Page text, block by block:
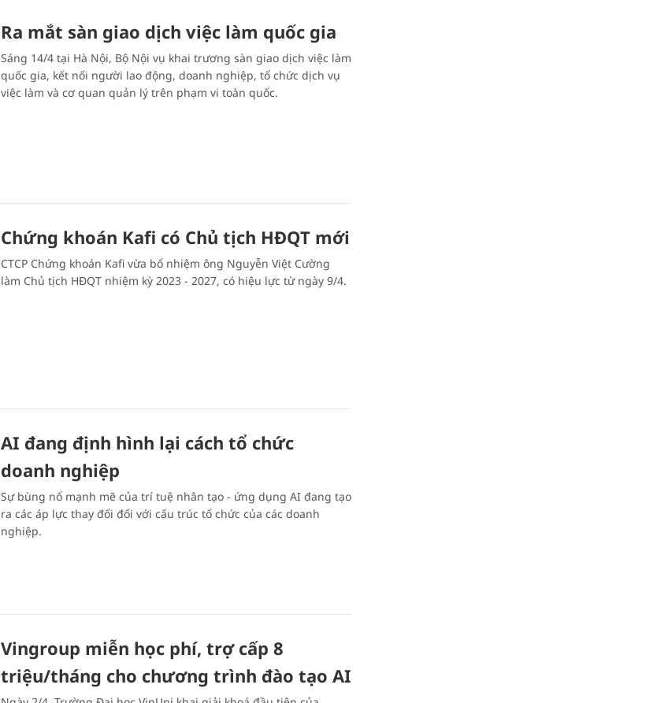
Ra mắt sàn giao dịch việc làm quốc gia
Sáng 14/4 tại Hà Nội, Bộ Nội vụ khai trương sàn giao dịch việc làm
quốc gia, kết nối người lao động, doanh nghiệp, tổ chức dịch vụ
việc làm và cơ quan quản lý trên phạm vi toàn quốc.
Chứng khoán Kafi có Chủ tịch HĐQT mới
CTCP Chứng khoán Kafi vừa bổ nhiệm ông Nguyễn Việt Cường
làm Chủ tịch HĐQT nhiệm kỳ 2023 - 2027, có hiệu lực từ ngày 9/4.
AI đang định hình lại cách tổ chức
doanh nghiệp
Sự bùng nổ mạnh mẽ của trí tuệ nhân tạo - ứng dụng AI đang tạo
ra các áp lực thay đổi đối với cấu trúc tổ chức của các doanh
nghiệp.
Vingroup miễn học phí, trợ cấp 8
triệu/tháng cho chương trình đào tạo AI